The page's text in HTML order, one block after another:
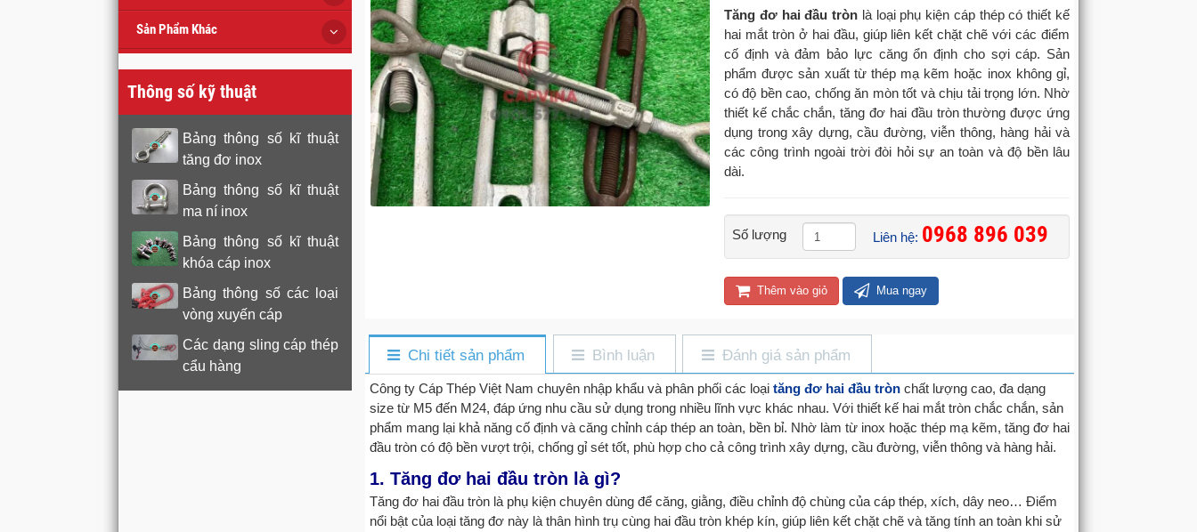
Tăng đơ hai đầu tròn là loại phụ kiện cáp thép có thiết kế
hai mắt tròn ở hai đầu, giúp liên kết chặt chẽ với các điểm
cố định và đảm bảo lực căng ổn định cho sợi cáp. Sản
phẩm được sản xuất từ thép mạ kẽm hoặc inox không gỉ,
có độ bền cao, chống ăn mòn tốt và chịu tải trọng lớn. Nhờ
thiết kế chắc chắn, tăng đơ hai đầu tròn thường được ứng
dụng trong xây dựng, cầu đường, viễn thông, hàng hải và
các công trình ngoài trời đòi hỏi sự an toàn và độ bền lâu
dài.
Số lượng Liên hệ: 0968 896 039
Thêm vào giỏ Mua ngay
Chi tiết sản phẩm Bình luận Đánh giá sản phẩm
Công ty Cáp Thép Việt Nam chuyên nhập khẩu và phân phối các loại tăng đơ hai đầu tròn chất lượng cao, đa dạng
size từ M5 đến M24, đáp ứng nhu cầu sử dụng trong nhiều lĩnh vực khác nhau. Với thiết kế hai mắt tròn chắc chắn, sản
phẩm mang lại khả năng cố định và căng chỉnh cáp thép an toàn, bền bỉ. Nhờ làm từ inox hoặc thép mạ kẽm, tăng đơ hai
đầu tròn có độ bền vượt trội, chống gỉ sét tốt, phù hợp cho cả công trình xây dựng, cầu đường, viễn thông và hàng hải.
1. Tăng đơ hai đầu tròn là gì?
Tăng đơ hai đầu tròn là phụ kiện chuyên dùng để căng, giằng, điều chỉnh độ chùng của cáp thép, xích, dây neo… Điểm
nổi bật của loại tăng đơ này là thân hình trụ cùng hai đầu tròn khép kín, giúp liên kết chặt chẽ và tăng tính an toàn khi sử
Sản Phẩm Khác
Thông số kỹ thuật
Bảng thông số kĩ thuật
tăng đơ inox
Bảng thông số kĩ thuật
ma ní inox
Bảng thông số kĩ thuật
khóa cáp inox
Bảng thông số các loại
vòng xuyến cáp
Các dạng sling cáp thép
cẩu hàng